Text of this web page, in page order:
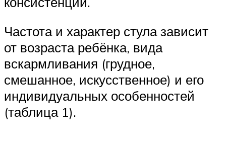
Частота и характер стула зависит
от возраста ребёнка, вида
вскармливания (грудное,
смешанное, искусственное) и его
индивидуальных особенностей
(таблица 1).